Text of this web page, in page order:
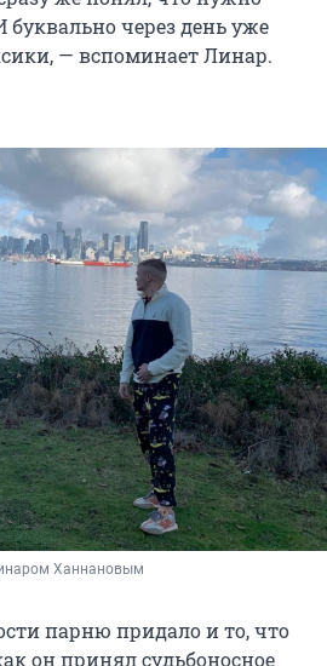
буквально через день уже
— вспоминает Линар.
Ханнановым
парню придало и то, что
он принял судьбоносное